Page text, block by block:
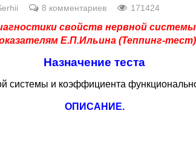
8 комментариев 171424
свойств нервной
Е.П.Ильина (Теппинг-тест)
Назначение теста
системы и коэффициента
ОПИСАНИЕ.